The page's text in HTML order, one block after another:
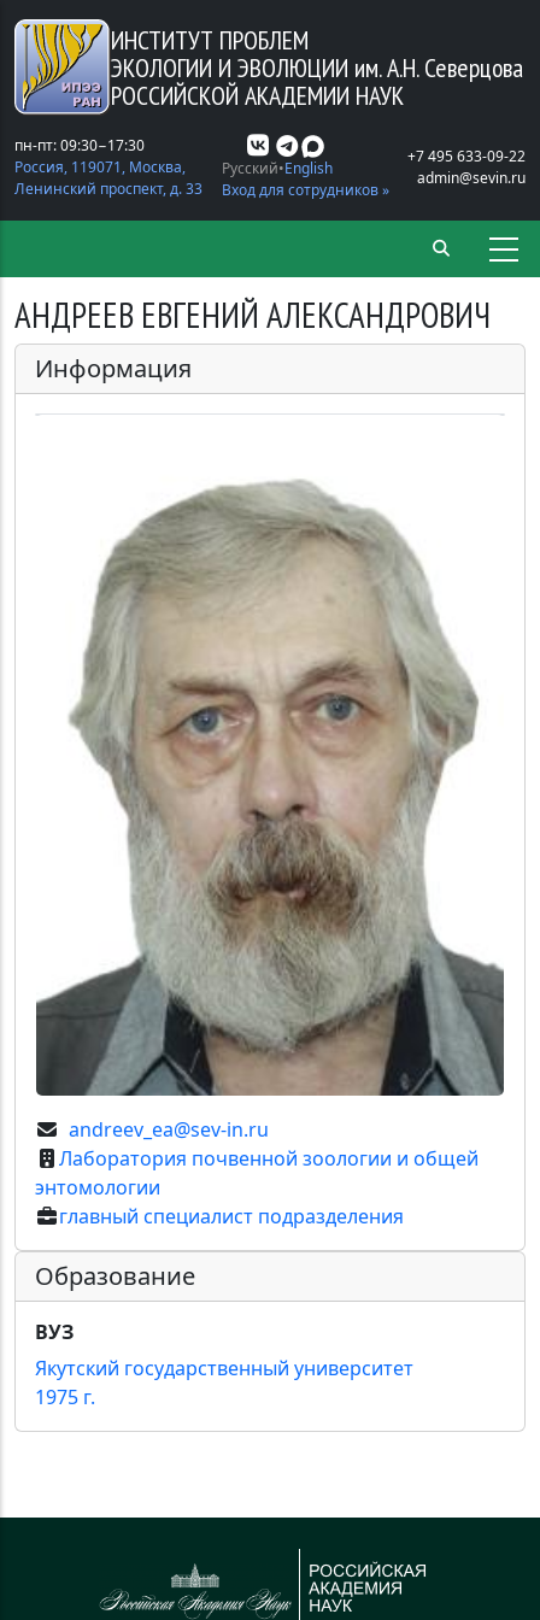
Перейти к основному содержанию
ИНСТИТУТ ПРОБЛЕМ
ЭКОЛОГИИ И ЭВОЛЮЦИИ им. А.Н. Северцова
РОССИЙСКОЙ АКАДЕМИИ НАУК
пн-пт: 09:30−17:30
Россия, 119071, Москва,
Ленинский проспект, д. 33
Русский English
Вход для сотрудников »
+7 495 633-09-22
admin@sevin.ru
АНДРЕЕВ ЕВГЕНИЙ АЛЕКСАНДРОВИЧ
Информация
andreev_ea@sev-in.ru
Лаборатория почвенной зоологии и общей
энтомологии
главный специалист подразделения
Образование
ВУЗ
Якутский государственный университет
1975 г.